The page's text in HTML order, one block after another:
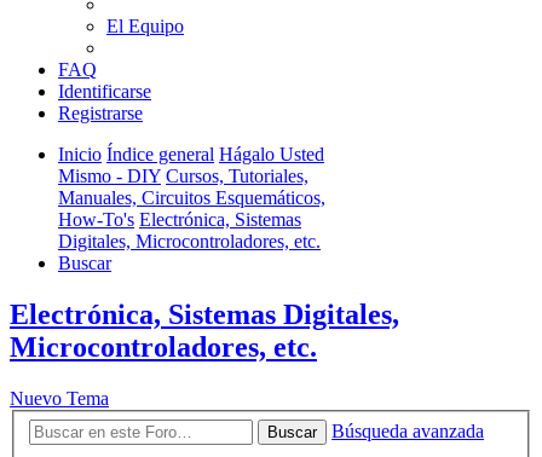
El Equipo
FAQ
Identificarse
Registrarse
Inicio Índice general Hágalo Usted
Mismo - DIY Cursos, Tutoriales,
Manuales, Circuitos Esquemáticos,
How-To's Electrónica, Sistemas
Digitales, Microcontroladores, etc.
Buscar
Electrónica, Sistemas Digitales,
Microcontroladores, etc.
Nuevo Tema
Buscar
Búsqueda avanzada